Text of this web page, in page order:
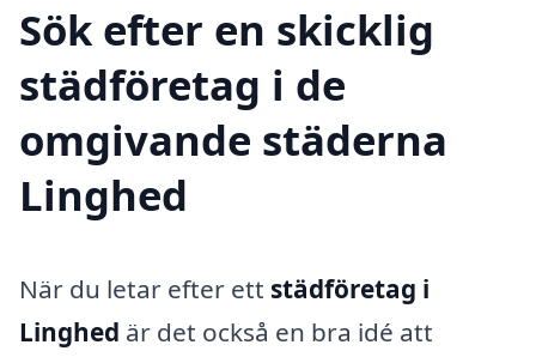
Sök efter en skicklig
städföretag i de
omgivande städerna
Linghed
När du letar efter ett städföretag i
Linghed är det också en bra idé att